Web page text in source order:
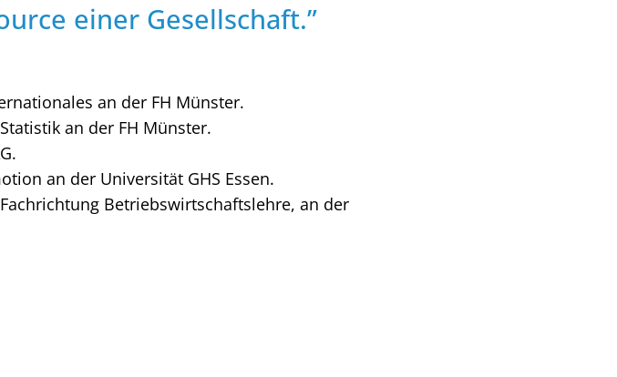
einer Gesellschaft.”
an der FH Münster.
an der FH Münster.
an der Universität GHS Essen.
Betriebswirtschaftslehre, an der